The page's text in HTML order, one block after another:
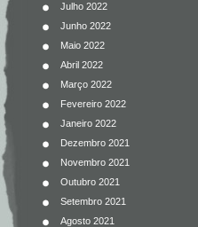
Julho 2022
Junho 2022
Maio 2022
Abril 2022
Março 2022
Fevereiro 2022
Janeiro 2022
Dezembro 2021
Novembro 2021
Outubro 2021
Setembro 2021
Agosto 2021